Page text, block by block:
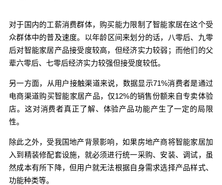
对于国内的工薪消费群体，购买能力限制了智能家居在这个受
众群体中的普及速度。 以年龄区间来划分的话，八零后、九零
后对智能家居产品接受度较高，但经济实力较弱； 而他们的父
辈六零后、七零后经济实力较强但接受度较低。
另一方面，从用户接触渠道来说，数据显示71%消费者是通过
电商渠道购买智能家居产品，仅12%的销售份额来自专卖体验
店。 这对消费者真正了解、体验产品功能产生了一定的局限
性。
除此之外，受我国地产背景影响，如果房地产商将智能家居加
入到精装修配套设施，就必须进行统一采购、安装、调试，虽
然成本有所下降，但用户就无法根据自身需求选择产品样式、
功能种类等。
立刻支付
立刻支付